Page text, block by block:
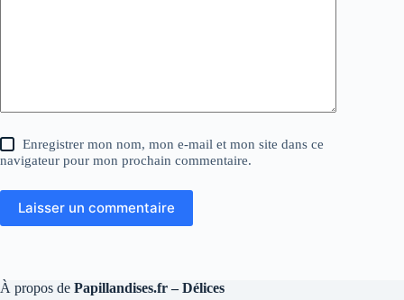
Enregistrer mon nom, mon e-mail et mon site dans ce
navigateur pour mon prochain commentaire.
Laisser un commentaire
À propos de Papillandises.fr – Délices